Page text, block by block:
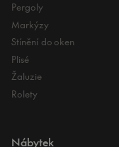
Pergoly
Markýzy
Stínění do oken
Plisé
Žaluzie
Rolety
Nábytek